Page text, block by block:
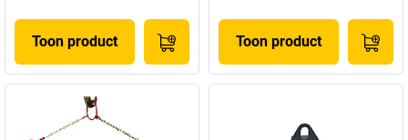
Toon product Toon product